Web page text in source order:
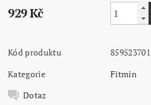
929 Kč
Kód produktu
Kategorie
Fitmin
Dotaz